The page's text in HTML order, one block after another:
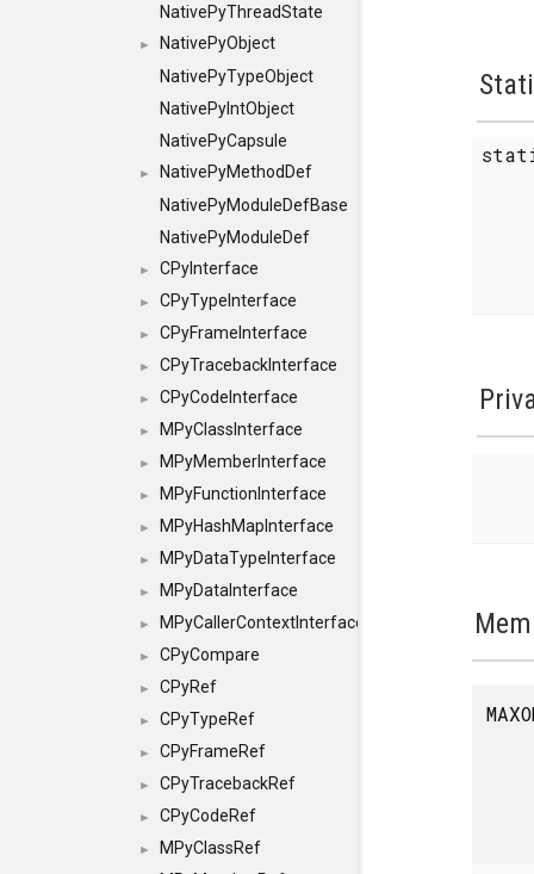
NativePyThreadState
►
NativePyObject
NativePyTypeObject
NativePyIntObject
NativePyCapsule
►
NativePyMethodDef
NativePyModuleDefBase
NativePyModuleDef
► CPyInterface
► CPyTypeInterface
► CPyFrameInterface
► CPyTracebackInterface
► CPyCodeInterface
► MPyClassInterface
► MPyMemberInterface
► MPyFunctionInterface
► MPyHashMapInterface
► MPyDataTypeInterface
► MPyDataInterface
► MPyCallerContextInterface
► CPyCompare
► CPyRef
► CPyTypeRef
► CPyFrameRef
► CPyTracebackRef
► CPyCodeRef
►
MPyClassRef